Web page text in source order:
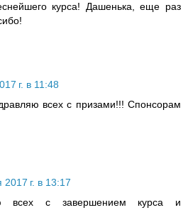
курса! Дашенька, еще раз
г. в 11:48
всех с призами!!! Спонсорам
2017 г. в 13:17
всех с завершением курса и